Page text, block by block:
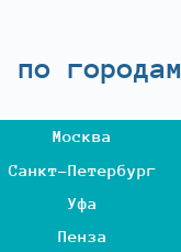
по городам
Москва
Санкт-Петербург
Уфа
Пенза